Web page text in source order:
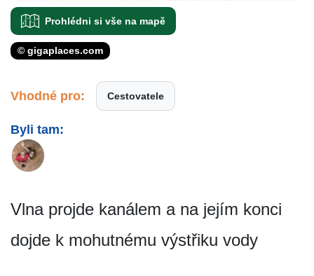
Prohlédni si vše na mapě
© gigaplaces.com
Vhodné pro: Cestovatele
Byli tam:
Vlna projde kanálem a na jejím konci
dojde k mohutnému výstřiku vody